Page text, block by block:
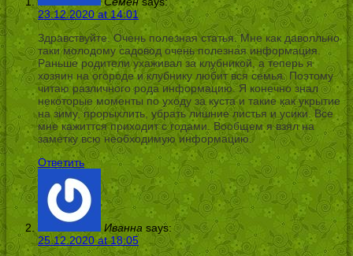
23.12.2020 at 14:01
Здравствуйте. Очень полезная статья. Мне как даволльно
таки молодому садовод очень полезная информация.
Раньше родители ухаживал за клубникой, а теперь я
хозяин на огороде и клубнику любит вся семья. Поэтому
читаю различного рода информацию. Я конечно знал
некоторые моменты по уходу за куста и такие как укрытие
на зиму, прорыхлить, убрать лишние листья и усики. Все
мне кажиттся приходит с годами. Вообщем я взял на
заметку всю необходимую информацию.
Ответить
Иванна says:
25.12.2020 at 18:05